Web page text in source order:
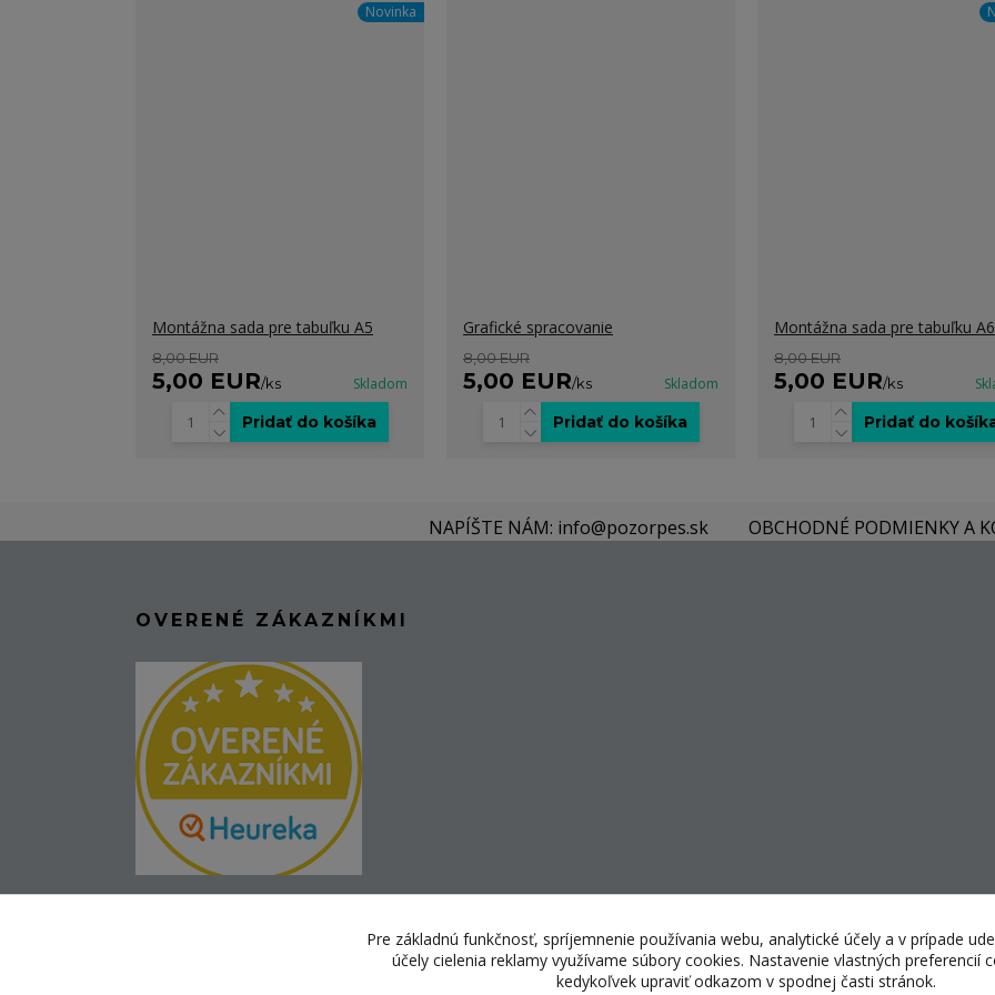
Novinka
Montážna sada pre tabuľku A5
8,00 EUR
5,00 EUR/ks Skladom
Pridať do košíka
Grafické spracovanie
8,00 EUR
5,00 EUR/ks Skladom
Pridať do košíka
Montážna sada pre tabuľku A6
8,00 EUR
5,00 EUR/ks
Pridať do
NAPÍŠTE NÁM: info@pozorpes.sk OBCHODNÉ PODMIENKY A
OVERENÉ ZÁKAZNÍKMI
Pre základnú funkčnosť, spríjemnenie používania webu, analytické účely a v prípade
účely cielenia reklamy využívame súbory cookies. Nastavenie vlastných preferencií
kedykoľvek upraviť odkazom v spodnej časti stránok.